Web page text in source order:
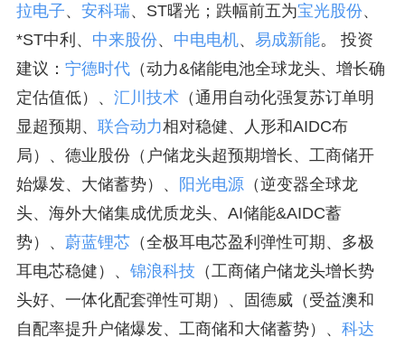
拉电子、 安科瑞、ST曙光；跌幅前五为宝光股份、
*ST中利、 中来股份、 中电电机、 易成新能。 投资
建议： 宁德时代（动力&储能电池全球龙头、增长确
定估值低）、 汇川技术（通用自动化强复苏订单明
显超预期、 联合动力相对稳健、人形和AIDC布
局）、德业股份（户储龙头超预期增长、工商储开
始爆发、大储蓄势）、
阳光电源（逆变器全球龙
头、海外大储集成优质龙头、AI储能&AIDC蓄
势）、 蔚蓝锂芯（全极耳电芯盈利弹性可期、多极
耳电芯稳健）、 锦浪科技 （工商储户储龙头增长势
头好、一体化配套弹性可期）、固德威（受益澳和
自配率提升户储爆发、工商储和大储蓄势）、 科达